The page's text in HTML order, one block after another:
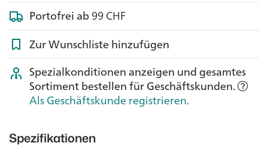
Portofrei ab99 CHF
Zur Wunschliste hinzufügen
Spezialkonditionen anzeigen und gesamtes
Sortiment bestellen für Geschäftskunden.
Als Geschäftskunde registrieren.
Spezifikationen